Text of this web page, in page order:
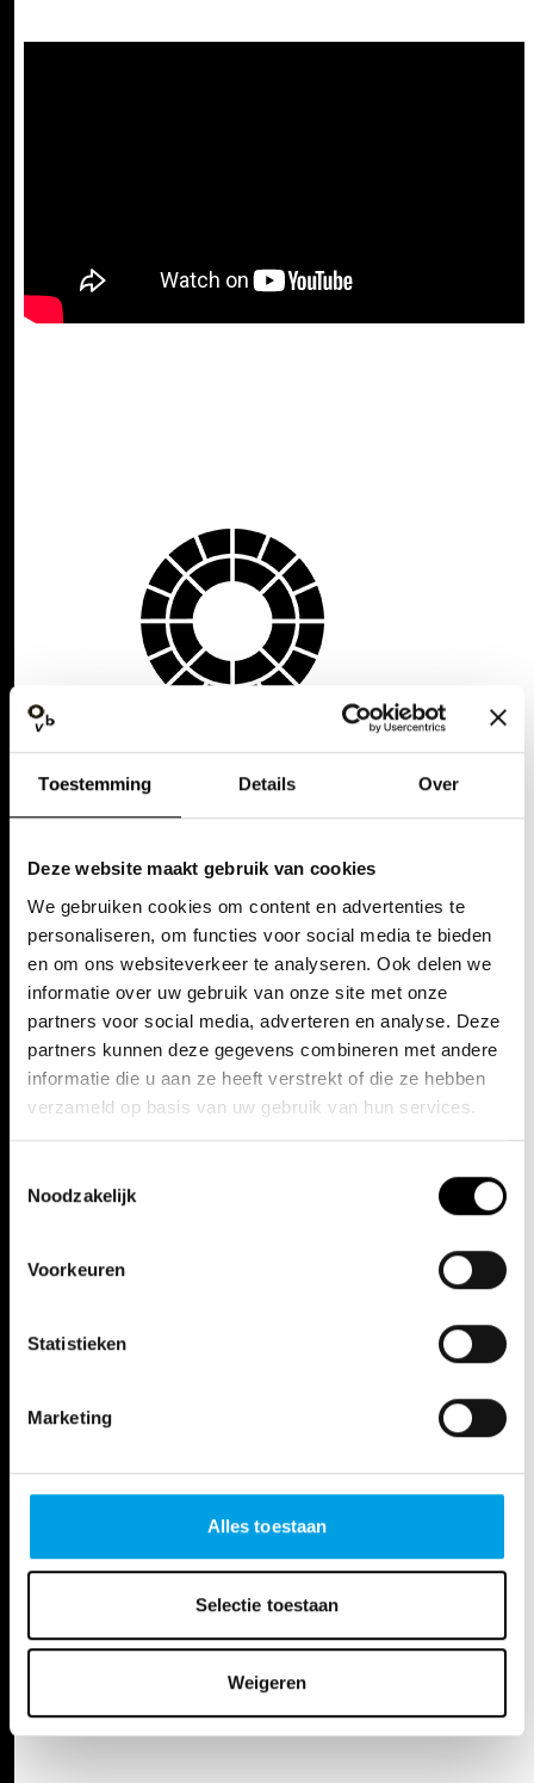
Toestemming Details Over
Deze website maakt gebruik van cookies
We gebruiken cookies om content en advertenties te
personaliseren, om functies voor social media te bieden
en om ons websiteverkeer te analyseren. Ook delen we
informatie over uw gebruik van onze site met onze
partners voor social media, adverteren en analyse. Deze
partners kunnen deze gegevens combineren met andere
informatie die u aan ze heeft verstrekt of die ze hebben
verzameld op basis van uw gebruik van hun services.
Noodzakelijk
Voorkeuren
Statistieken
Marketing
Alles toestaan
Selectie toestaan
Weigeren
Managed by Opera Europa, OperaVision is a freeview streaming
platform supported by the European Union’sCreative Europe
funding programme. Between 2025 and 2028, Creative Europe
support will help Opera Europa to promote and train emerging
artists working in opera and dance. Known asOpera Europa Next
Generation
, this initiative will give visibility and development
opportunities to over 560 emerging artists – in person and online,
including via OperaVision – and all thanks to the efforts of a
consortium of 44 opera houses and talent development
OPERA NEW PRODUCTION